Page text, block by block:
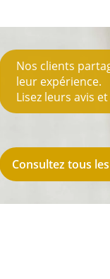
Nos clients
leur expérience.
Lisez leurs avis
Consultez tous